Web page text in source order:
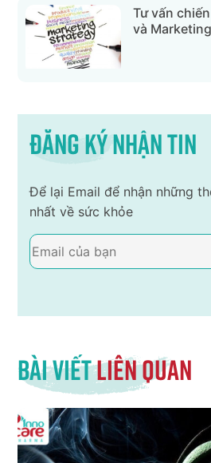
Tư vấn
và Marketing
Đăng ký nhận tin
Để lại Email để nhận những
nhất về sức khỏe
Bài viếtliên quan